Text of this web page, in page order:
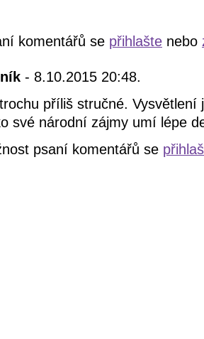
komentářů se přihlašte nebo
- 8.10.2015 20:48.
příliš stručné. Vysvětlení
své národní zájmy umí lépe
psaní komentářů se